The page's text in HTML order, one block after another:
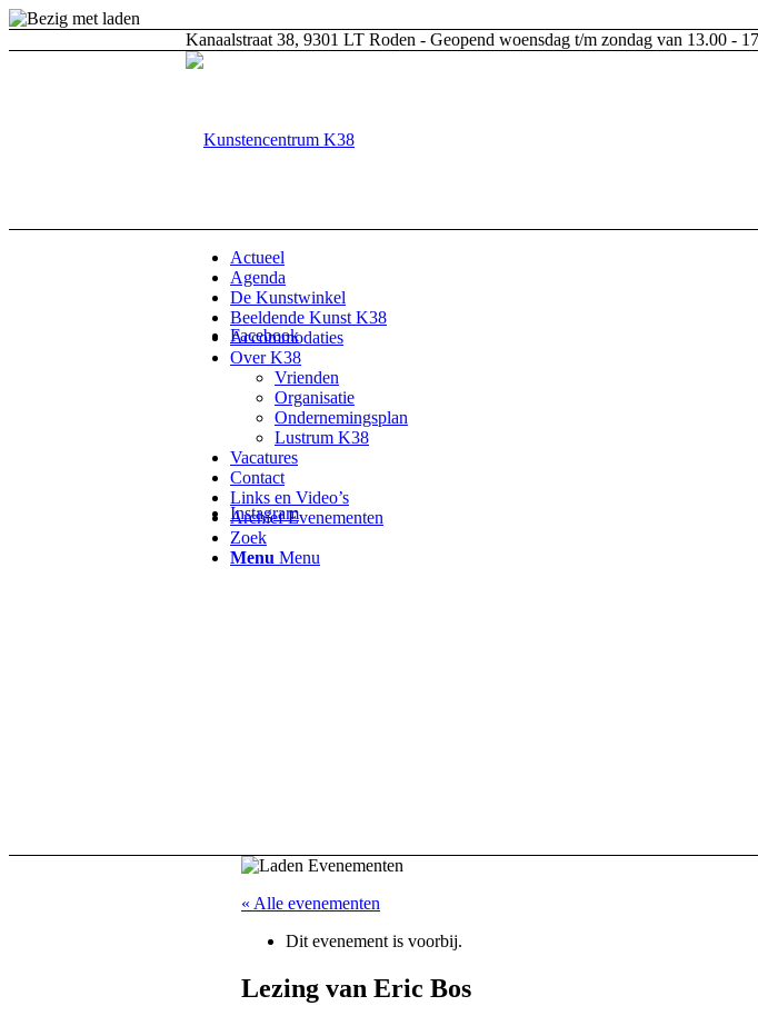
Kanaalstraat 38, 9301 LT Roden - Geopend woensdag t/m zondag van 13.00 -
Facebook
Instagram
Actueel
Agenda
De Kunstwinkel
Beeldende Kunst K38
Accommodaties
Over K38
Vrienden
Organisatie
Ondernemingsplan
Lustrum K38
Vacatures
Contact
Links en Video’s
Archief Evenementen
Zoek
Menu Menu
« Alle evenementen
Dit evenement is voorbij.
Lezing van Eric Bos